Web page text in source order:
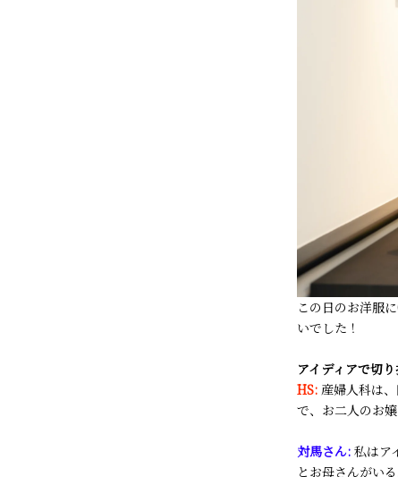
この日のお洋服
いでした！
アイディアで切
HS: 産婦人科は
で、お二人のお
対馬さん: 私はア
とお母さんがい